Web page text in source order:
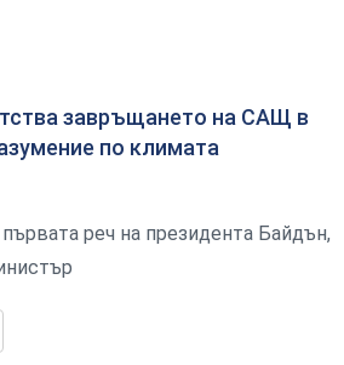
завръщането на САЩ в
по климата
реч на президента Байдън,